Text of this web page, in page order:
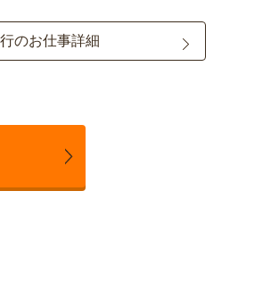
のお仕事詳細